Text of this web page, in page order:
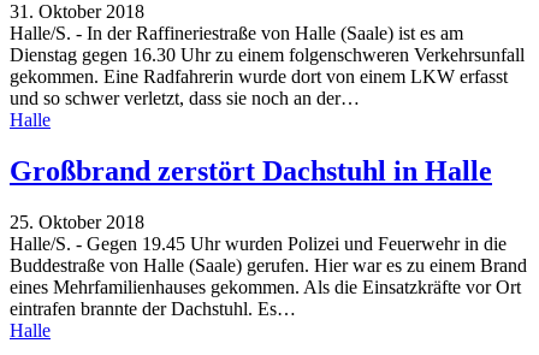
31. Oktober 2018
Halle/S. - In der Raffineriestraße von Halle (Saale) ist es am
Dienstag gegen 16.30 Uhr zu einem folgenschweren Verkehrsunfall
gekommen. Eine Radfahrerin wurde dort von einem LKW erfasst
und so schwer verletzt, dass sie noch an der…
Halle
Großbrand zerstört Dachstuhl in Halle
25. Oktober 2018
Halle/S. - Gegen 19.45 Uhr wurden Polizei und Feuerwehr in die
Buddestraße von Halle (Saale) gerufen. Hier war es zu einem Brand
eines Mehrfamilienhauses gekommen. Als die Einsatzkräfte vor Ort
eintrafen brannte der Dachstuhl. Es…
Halle